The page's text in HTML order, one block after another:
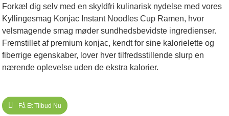
Forkæl dig selv med en skyldfri kulinarisk nydelse med vores
Kyllingesmag Konjac Instant Noodles Cup Ramen, hvor
velsmagende smag møder sundhedsbevidste ingredienser.
Fremstillet af premium konjac, kendt for sine kalorielette og
fiberrige egenskaber, lover hver tilfredsstillende slurp en
nærende oplevelse uden de ekstra kalorier.
Få Et Tilbud Nu